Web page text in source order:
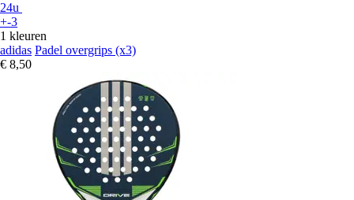
24u
+-3
1 kleuren
adidas Padel overgrips (x3)
€ 8,50